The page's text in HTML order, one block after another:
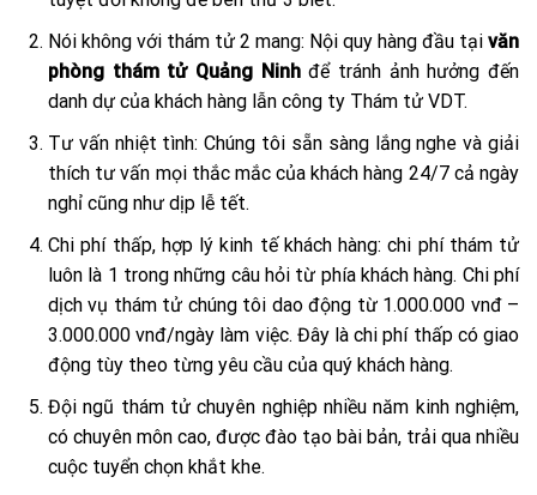
Nói không với thám tử 2 mang: Nội quy hàng đầu tại văn
phòng thám tử Quảng Ninhđể tránh ảnh hưởng đến
danh dự của khách hàng lẫn công ty Thám tử VDT.
Tư vấn nhiệt tình: Chúng tôi sẵn sàng lắng nghe và giải
thích tư vấn mọi thắc mắc của khách hàng 24/7 cả ngày
nghỉ cũng như dịp lễ tết.
Chi phí thấp, hợp lý kinh tế khách hàng: chi phí thám tử
luôn là 1 trong những câu hỏi từ phía khách hàng. Chi phí
dịch vụ thám tử chúng tôi dao động từ 1.000.000 vnđ –
3.000.000 vnđ/ngày làm việc. Đây là chi phí thấp có giao
động tùy theo từng yêu cầu của quý khách hàng.
Đội ngũ thám tử chuyên nghiệp nhiều năm kinh nghiệm,
có chuyên môn cao, được đào tạo bài bản, trải qua nhiều
cuộc tuyển chọn khắt khe.